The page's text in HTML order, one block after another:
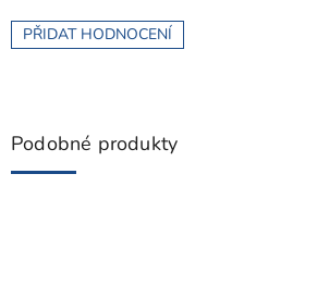
PŘIDAT HODNOCENÍ
Podobné produkty